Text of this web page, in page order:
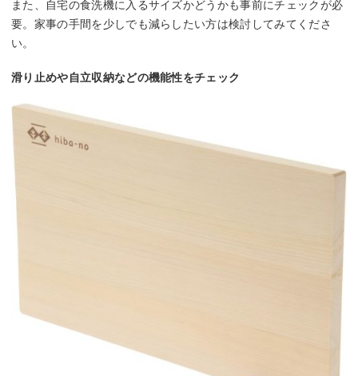
また、自宅の食洗機に入るサイズかどうかも事前にチェックが必
要。家事の手間を少しでも減らしたい方は検討してみてくださ
い。
滑り止めや自立収納などの機能性をチェック